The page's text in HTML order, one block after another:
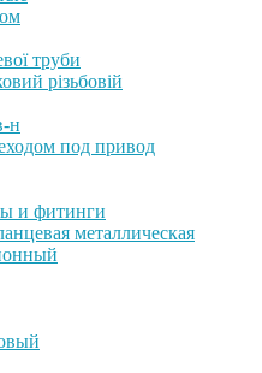
труби
різьбовій
н
под привод
и фитинги
металлическая